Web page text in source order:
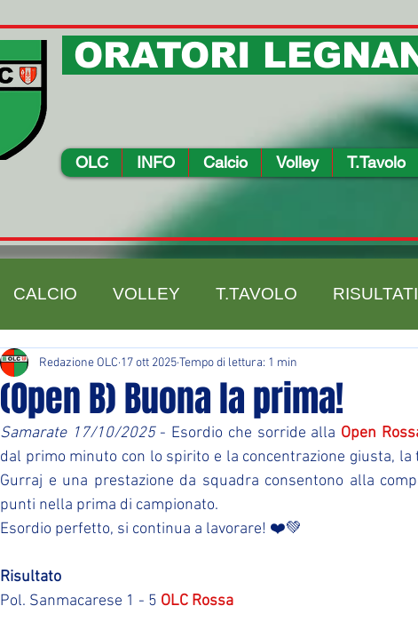
ORATORI
OLC INFO Calcio Volley T.Tavolo
CALCIO VOLLEY T.TAVOLO RISULTATI
(Open B) Buona la prima!
Redazione OLC 17 ott 2025Tempo di lettura: 1 min
Samarate 17/10/2025 - Esordio che sorride alla Open
dal primo minuto con lo spirito e la concentrazione giusta,
Gurraj e una prestazione da squadra consentono alla
punti nella prima di campionato.
Esordio perfetto, si continua a lavorare! ❤️💚
Risultato
Pol. Sanmacarese 1 - 5 OLC Rossa